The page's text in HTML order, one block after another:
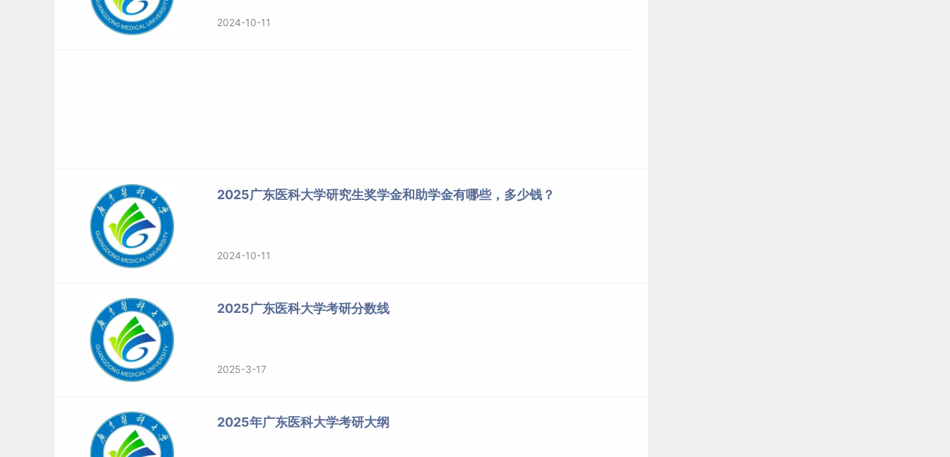
专业学位
105111
专业学位
105111
专业学位
105124 超声医学 50
345
专业学位
105400
专业学位
125200
我校对“退役大学生士兵专项计划”考生进入复试的成绩要求为：总分不低于报考专业国家 A 类分数线60分，且单科
成绩不低于报考专业国家 A 类分数线10分。“退役大学生士兵专项计划”考生在达到我校复试成绩基本要求的基础
上，按照各专业招生指标与复试考生1:1.5的差额比例择优进入复试。
组织复试。
2024-10-11
2025广东医科大学研究生奖学金和助学金有哪些，多少钱？
2024-10-11
2025广东医科大学考研分数线
2025-3-17
2025年广东医科大学考研大纲